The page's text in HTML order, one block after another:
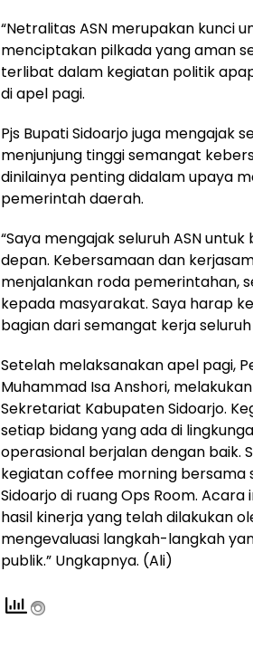
“Netralitas ASN merupakan kunci
menciptakan pilkada yang aman
terlibat dalam kegiatan politik
di apel pagi.
Pjs Bupati Sidoarjo juga mengajak
menjunjung tinggi semangat
dinilainya penting didalam upaya
pemerintah daerah.
“Saya mengajak seluruh ASN
depan. Kebersamaan dan
menjalankan roda pemerintahan,
kepada masyarakat. Saya harap
bagian dari semangat kerja seluruh
Setelah melaksanakan apel pagi,
Muhammad Isa Anshori,
Sekretariat Kabupaten Sidoarjo.
setiap bidang yang ada di
operasional berjalan dengan baik.
kegiatan coffee morning bersama
Sidoarjo di ruang Ops Room.
hasil kinerja yang telah dilakukan
mengevaluasi langkah-langkah
publik.” Ungkapnya. (Ali)